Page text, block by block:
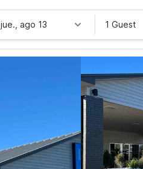
jue., ago 13 1 Guest